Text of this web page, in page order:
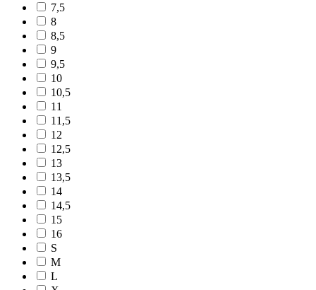
7,5
8
8,5
9
9,5
10
10,5
11
11,5
12
12,5
13
13,5
14
14,5
15
16
S
M
L